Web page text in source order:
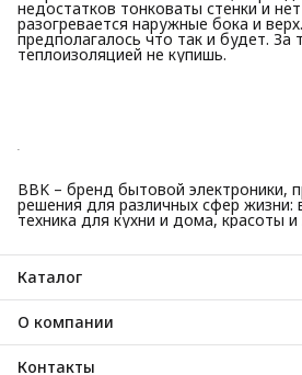
недостатков тонковаты стенки и
разогревается наружные бока и
предполагалось что так и будет. За
теплоизоляцией не купишь.
BBK – бренд бытовой электроники,
решения для различных сфер жизни:
техника для кухни и дома, красоты
Каталог
Красота и здоровье
Техника для кухни
Техника для дома
ТВ, аудио, видео
О компании
О нас
Гарантийные обязательства
Контакты